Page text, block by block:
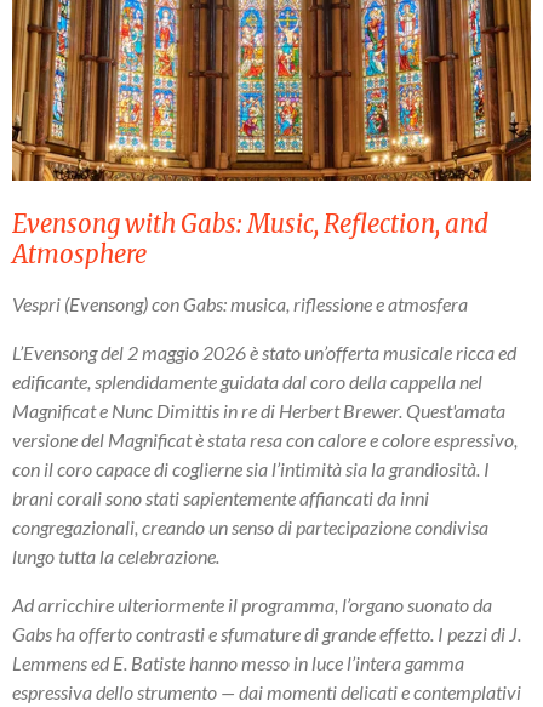
Evensong with Gabs: Music, Reflection, and
Atmosphere
Vespri (Evensong) con Gabs: musica, riflessione e atmosfera
L’Evensong del 2 maggio 2026 è stato un’offerta musicale ricca ed
edificante, splendidamente guidata dal coro della cappella nel
Magnificat e Nunc Dimittis in re di Herbert Brewer. Quest'amata
versione del Magnificat è stata resa con calore e colore espressivo,
con il coro capace di coglierne sia l’intimità sia la grandiosità. I
brani corali sono stati sapientemente affiancati da inni
congregazionali, creando un senso di partecipazione condivisa
lungo tutta la celebrazione.
Ad arricchire ulteriormente il programma, l’organo suonato da
Gabs ha offerto contrasti e sfumature di grande effetto. I pezzi di J.
Lemmens ed E. Batiste hanno messo in luce l’intera gamma
espressiva dello strumento — dai momenti delicati e contemplativi